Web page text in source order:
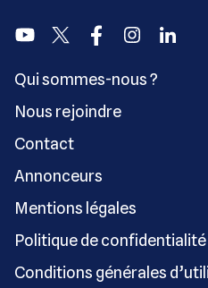
YoutubeTwitter FacebookInstagramLinkedin
Qui sommes-nous ?
Nous rejoindre
Contact
Annonceurs
Mentions légales
Politique de confidentialité
Conditions générales